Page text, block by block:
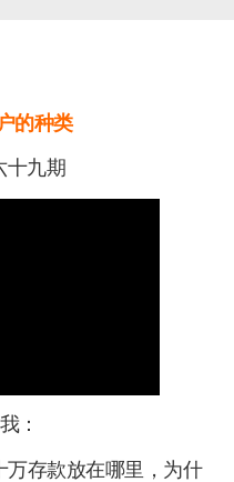
的种类
十九期
：
万存款放在哪里，为什